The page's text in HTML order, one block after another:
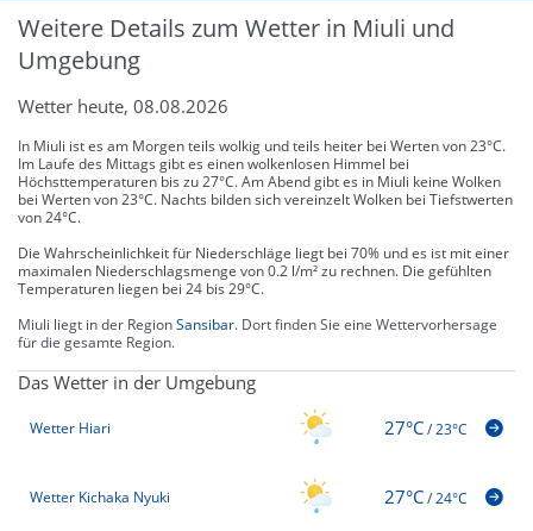
Weitere Details zum Wetter in Miuli und
Umgebung
Wetter heute, 08.08.2026
In Miuli ist es am Morgen teils wolkig und teils heiter bei Werten von 23°C.
Im Laufe des Mittags gibt es einen wolkenlosen Himmel bei
Höchsttemperaturen bis zu 27°C. Am Abend gibt es in Miuli keine Wolken
bei Werten von 23°C. Nachts bilden sich vereinzelt Wolken bei Tiefstwerten
von 24°C.
Die Wahrscheinlichkeit für Niederschläge liegt bei 70% und es ist mit einer
maximalen Niederschlagsmenge von 0.2 l/m² zu rechnen. Die gefühlten
Temperaturen liegen bei 24 bis 29°C.
Miuli liegt in der RegionSansibar. Dort finden Sie eine Wettervorhersage
für die gesamte Region.
Das Wetter in der Umgebung
Wetter Hiari 27°C/23°C
Wetter Kichaka Nyuki 27°C/24°C